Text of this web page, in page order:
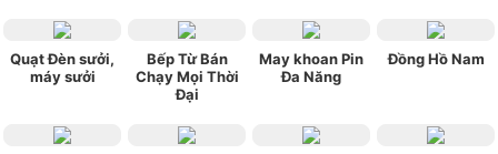
Quạt Đèn sưởi,
máy sưởi
Bếp Từ Bán
Chạy Mọi Thời
Đại
May khoan Pin
Đa Năng
Đồng Hồ Nam